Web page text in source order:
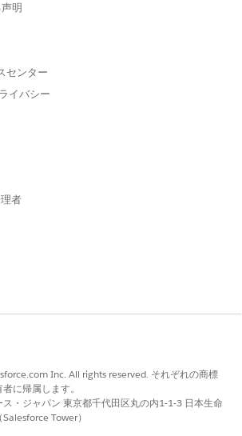
with Tableau Cloud
見をお待ちしております。
明
センター
イバシー
者
Inc. All rights reserved. それぞれの商標
に帰属します。
・ジャパン 東京都千代田区丸の内1-1-3 日本生命
Tower）